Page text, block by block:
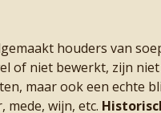
houders van
of niet bewerkt, zijn
maar ook een echte
mede, wijn, etc.